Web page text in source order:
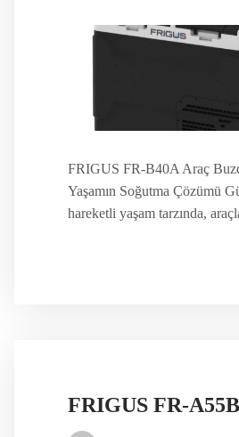
FRIGUS FR-B40A Araç
Yaşamın Soğutma Çözümü
hareketli yaşam tarzında,